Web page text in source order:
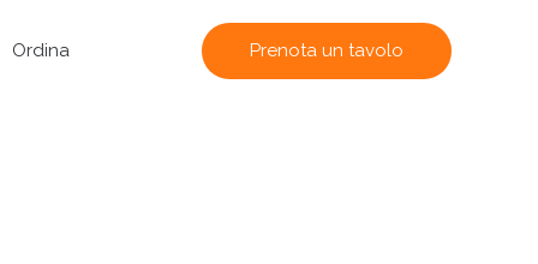
Ordina Prenota un tavolo